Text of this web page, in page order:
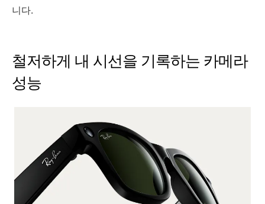
니다.
철저하게 내 시선을 기록하는 카메라
성능